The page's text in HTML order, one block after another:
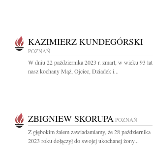
KAZIMIERZ KUNDEGÓRSKI
POZNAŃ
W dniu 22 października 2023 r. zmarł, w wieku 93 lat
nasz kochany Mąż, Ojciec, Dziadek i...
ZBIGNIEW SKORUPA POZNAŃ
Z głębokim żalem zawiadamiamy, że 28 października
2023 roku dołączył do swojej ukochanej żony...